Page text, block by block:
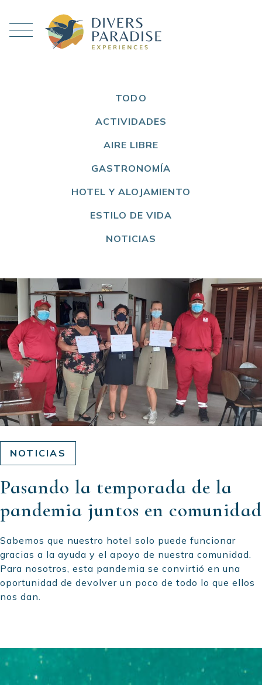
TODO
ACTIVIDADES
AIRE LIBRE
GASTRONOMÍA
HOTEL Y ALOJAMIENTO
ESTILO DE VIDA
NOTICIAS
NOTICIAS
Pasando la temporada de la
pandemia juntos en comunidad
Sabemos que nuestro hotel solo puede funcionar
gracias a la ayuda y el apoyo de nuestra comunidad.
Para nosotros, esta pandemia se convirtió en una
oportunidad de devolver un poco de todo lo que ellos
nos dan.